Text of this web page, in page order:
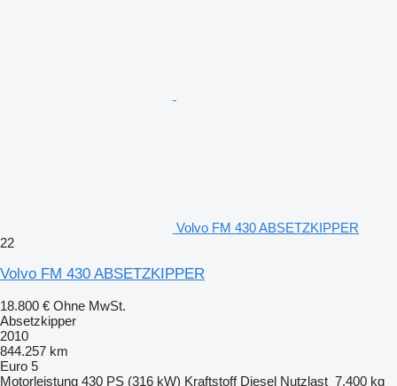
Volvo FM 430 ABSETZKIPPER
22
Volvo FM 430 ABSETZKIPPER
18.800 € Ohne MwSt.
Absetzkipper
2010
844.257 km
Euro 5
Motorleistung 430 PS (316 kW) Kraftstoff Diesel Nutzlast 7.400 kg